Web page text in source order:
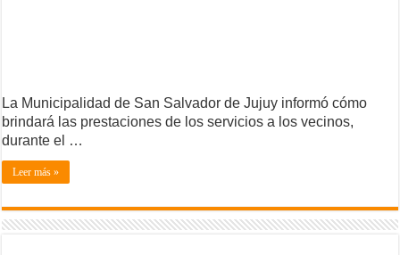
La Municipalidad de San Salvador de Jujuy informó cómo
brindará las prestaciones de los servicios a los vecinos,
durante el …
Leer más »